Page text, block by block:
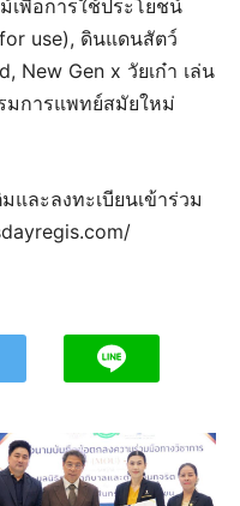
เพื่อการใช้ประโยชน์
use), ดินแดนสัตว์
New Gen x วัยเก๋า เล่น
มการแพทย์สมัยใหม่
และลงทะเบียนเข้าร่วม